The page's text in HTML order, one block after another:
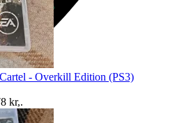
- Overkill Edition (PS3)
kr,.